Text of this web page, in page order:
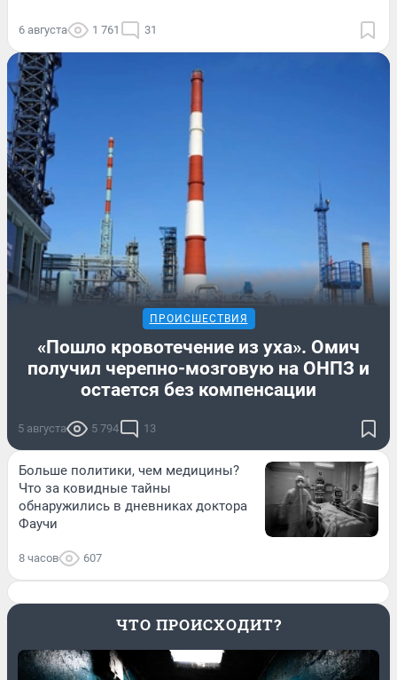
6 августа 1 761 31
ПРОИСШЕСТВИЯ
«Пошло кровотечение из уха». Омич
получил черепно-мозговую на ОНПЗ и
остается без компенсации
5 августа 5 794 13
Больше политики, чем медицины?
Что за ковидные тайны
обнаружились в дневниках доктора
Фаучи
8 часов 607
ЧТО ПРОИСХОДИТ?